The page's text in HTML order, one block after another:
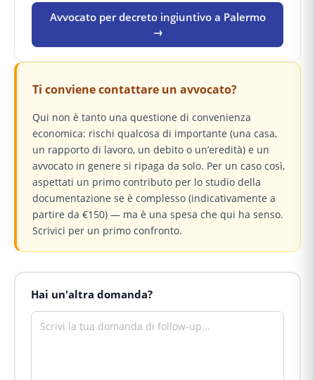
Avvocato per decreto ingiuntivo a Palermo
→
Ti conviene contattare un avvocato?
Qui non è tanto una questione di convenienza
economica: rischi qualcosa di importante (una casa,
un rapporto di lavoro, un debito o un’eredità) e un
avvocato in genere si ripaga da solo. Per un caso così,
aspettati un primo contributo per lo studio della
documentazione se è complesso (indicativamente a
partire da €150) — ma è una spesa che qui ha senso.
Scrivici per un primo confronto.
Hai un'altra domanda?